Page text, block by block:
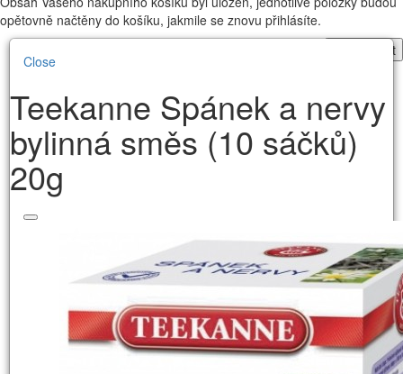
opětovně načtěny do košíku, jakmile se znovu přihlásíte.
Pokračovat
Close
Teekanne Spánek a nervy
bylinná směs (10 sáčků)
20g